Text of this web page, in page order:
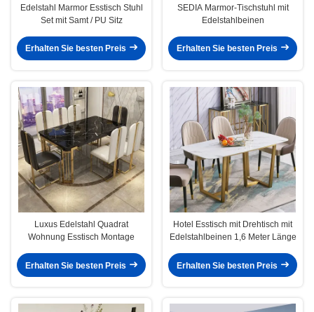
Edelstahl Marmor Esstisch Stuhl
Set mit Samt / PU Sitz
Erhalten Sie besten Preis
SEDIA Marmor-Tischstuhl mit
Edelstahlbeinen
Erhalten Sie besten Preis
Luxus Edelstahl Quadrat
Wohnung Esstisch Montage
Erhalten Sie besten Preis
Hotel Esstisch mit Drehtisch mit
Edelstahlbeinen 1,6 Meter Länge
Erhalten Sie besten Preis